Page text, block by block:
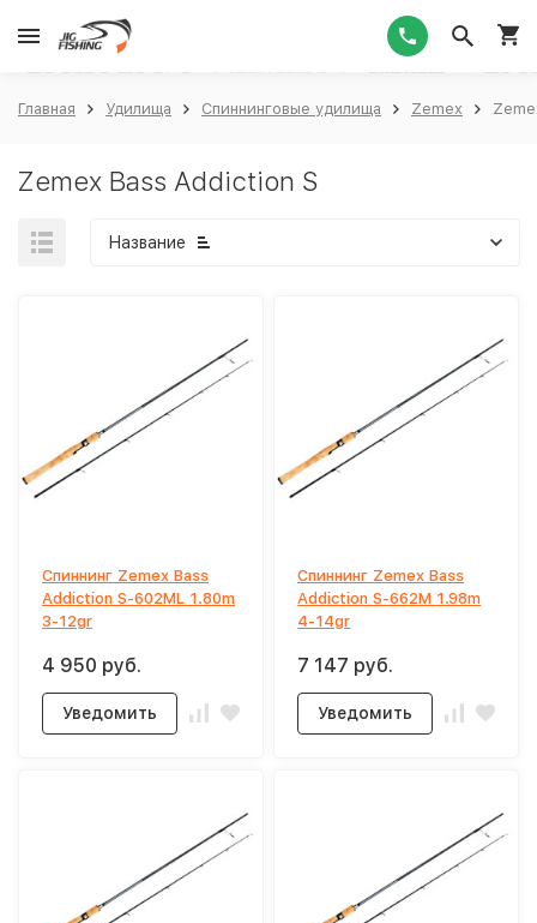
Главная Удилища Спиннинговые удилища Zemex
Zemex Bass Addiction S
Название
Спиннинг Zemex Bass
Addiction S-602ML 1.80m
3-12gr
4 950 руб.
Уведомить
Спиннинг Zemex Bass
Addiction S-662M 1.98m
4-14gr
7 147 руб.
Уведомить